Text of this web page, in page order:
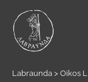
Labraunda > Oikos L